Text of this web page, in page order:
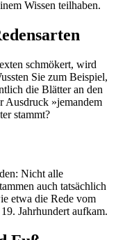
Wissen teilhaben.
schmökert, wird
Sie zum Beispiel,
die Blätter an den
Ausdruck »jemandem
stammt?
Nicht alle
auch tatsächlich
etwa die Rede vom
Jahrhundert aufkam.